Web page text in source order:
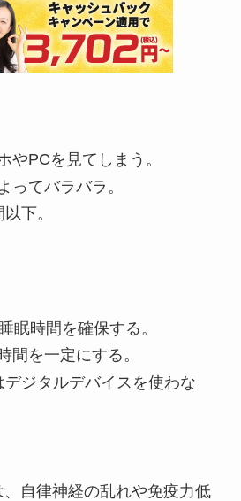
やPCを見てしまう。
ってバラバラ。
下。
眠時間を確保する。
間を一定にする。
ジタルデバイスを使わな
自律神経の乱れや免疫力低